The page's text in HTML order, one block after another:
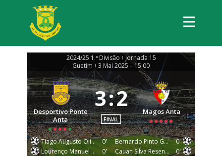
2024/25 1.ª Divisão | Jornada 15
Guetim | 3 Mai 2025 - 15:00
Desportivo Ponte
Anta
3:2
FINAL
Magos Anta
Tiago Augusto Oliveira Rocha
0'
Lourenço Manuel Ribeiro Neto
0'
Bernardo Pinto Gonçalves
0'
Cauan Silva Resende
0'